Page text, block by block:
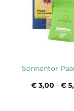
Sonnentor
€3,00 - €